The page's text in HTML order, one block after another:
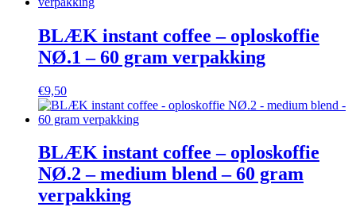
BLÆK instant coffee – oploskoffie
NØ.1 – 60 gram verpakking
€9,50
BLÆK instant coffee – oploskoffie
NØ.2 – medium blend – 60 gram
verpakking